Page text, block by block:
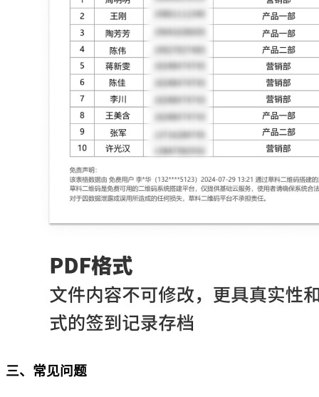
三、常见问题